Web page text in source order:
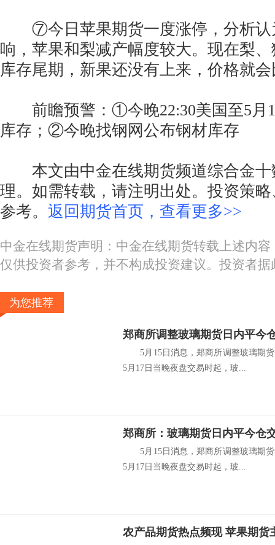
⑦今日苹果期货一度涨停，分析认
响，苹果和梨减产幅度较大。现在梨
库存尾期，新果还没有上来，价格就
前瞻预警：①今晚22:30美国至5月
库存；②今晚找钢网公布钢材库存
本文由中金在线期货频道综合金十
理。如需转载，请注明出处。投资策
参考。 返回期货首页，查看更多>>
中金在线期货声明：中金在线期货转载上述内
仅供投资者参考，并不构成投资建议。投资者
为您推荐
郑商所调整玻璃期货日内平今
5月15日消息，郑商所调整玻璃期货
5月17日当晚夜盘交易时起，玻...
郑商所：玻璃期货日内平今仓
5月15日消息，郑商所调整玻璃期货
5月17日当晚夜盘交易时起，玻...
农产品期货热点频现 苹果期货